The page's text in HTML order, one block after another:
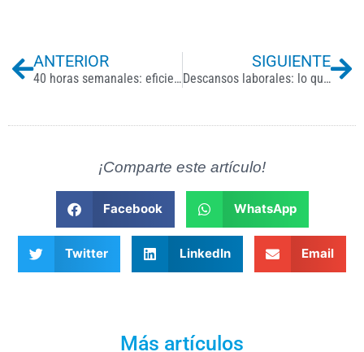
Previo
ANTERIOR
40 horas semanales: eficiencia, bienestar y competitividad en el entorno empresarial
SIGUIENTE
Descansos laborales: lo que tu empresa debe saber según la Ley Federal del Trabajo
¡Comparte este artículo!
Facebook WhatsApp
Twitter LinkedIn Email
Más artículos